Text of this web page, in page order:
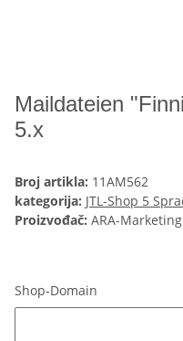
Maildateien
5.x
Broj artikla: 11AM562
kategorija: JTL-Shop 5
Proizvođač: ARA-Marketing
Shop-Domain